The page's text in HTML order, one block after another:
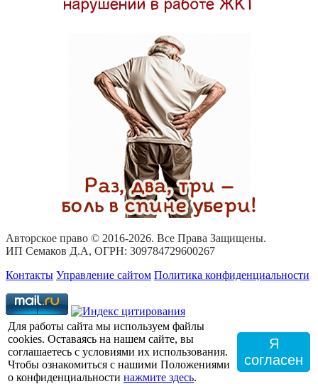
Авторское право © 2016-2026. Все Права Защищены.
ИП Семаков Д.А, ОГРН: 309784729600267
Контакты Управление сайтом Политика конфиденциальности
Для работы сайта мы используем файлы
cookies. Оставаясь на нашем сайте, вы
соглашаетесь с условиями их использования.
Чтобы ознакомиться с нашими Положениями
о конфиденциальности нажмите здесь.
Я
согласен